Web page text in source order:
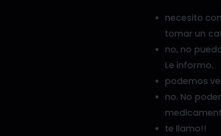
necesito
tomar un
no, no
Le informo.
podemos
no. No
te llamo!!